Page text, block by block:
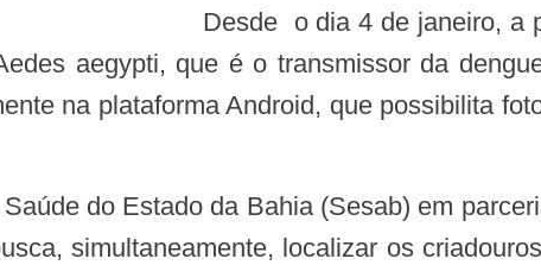
Desde o dia 4 de janeiro, a população e o poder público ganham uma nova arma
aegypti, que é o transmissor da
na plataforma Android, que possibilita
simultaneamente, localizar os